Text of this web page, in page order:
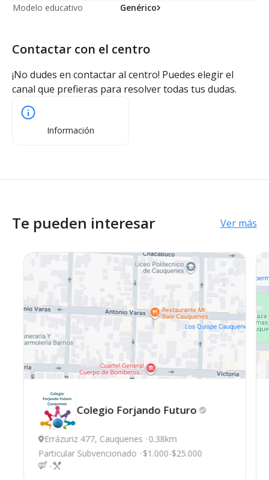
Modelo educativo
Genérico
Contactar con el centro
¡No dudes en contactar al centro! Puedes elegir el
canal que prefieras para resolver todas tus dudas.
Información
Te pueden interesar Ver más
Colegio Forjando Futuro
Errázuriz 477, Cauquenes 0.38km
Particular Subvencionado $1.000-$25.000